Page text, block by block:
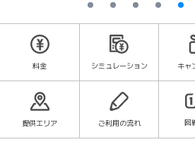
料金 シミュレーション キャ
提供エリア ご利用の流れ 回